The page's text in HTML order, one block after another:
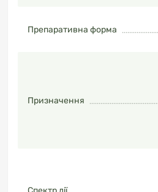
Препаративна форма
Призначення